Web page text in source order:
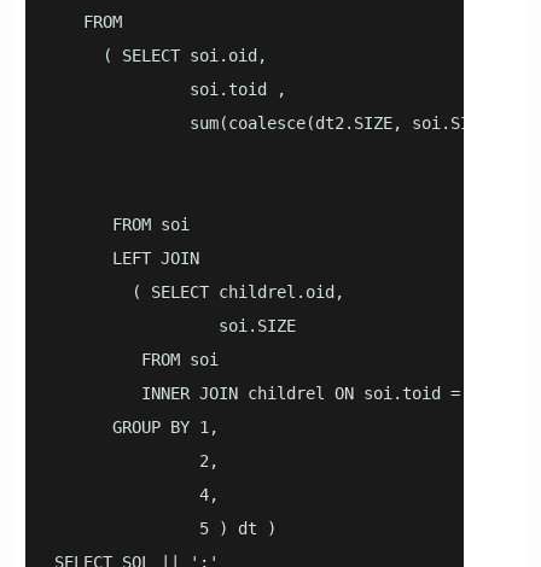
   FROM
     ( SELECT soi.oid,
              soi.toid ,
sum(coalesce(dt2.SIZE, soi.SIZE))
      FROM soi
      LEFT JOIN
        ( SELECT childrel.oid,
                 soi.SIZE
         FROM soi
INNER JOIN childrel ON soi.toid =
      GROUP BY 1,
               2,
               4,
               5 ) dt )
SELECT SQL || ';'